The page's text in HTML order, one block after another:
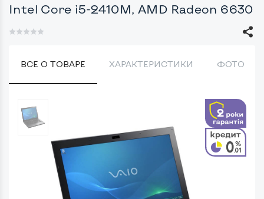
Intel Core i5-2410M, AMD Radeon 6630
ВСЕ О ТОВАРЕ ХАРАКТЕРИСТИКИ ФОТО